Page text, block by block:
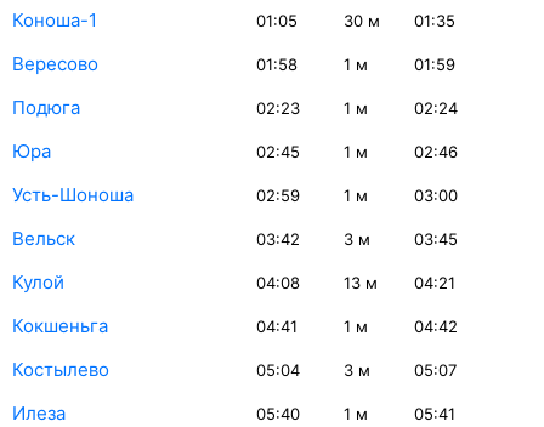
Коноша-1 01:05 30 м 01:35
Вересово 01:58 1 м 01:59
Подюга 02:23 1 м 02:24
Юра 02:45 1 м 02:46
Усть-Шоноша 02:59 1 м 03:00
Вельск 03:42 3 м 03:45
Кулой 04:08 13 м 04:21
Кокшеньга 04:41 1 м 04:42
Костылево 05:04 3 м 05:07
Илеза 05:40 1 м 05:41